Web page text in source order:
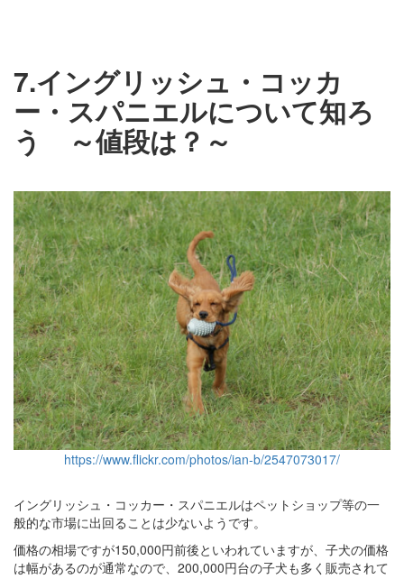
7.イングリッシュ・コッカ
ー・スパニエルについて知ろ
う ～値段は？～
https://www.flickr.com/photos/ian-b/2547073017/
イングリッシュ・コッカー・スパニエルはペットショップ等の一
般的な市場に出回ることは少ないようです。
価格の相場ですが150,000円前後といわれていますが、子犬の価格
は幅があるのが通常なので、200,000円台の子犬も多く販売されて